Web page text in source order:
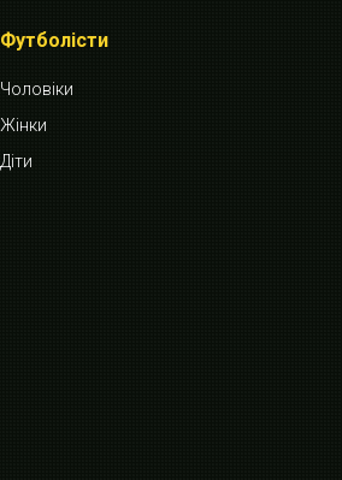
Футболісти
Чоловіки
Жінки
Діти